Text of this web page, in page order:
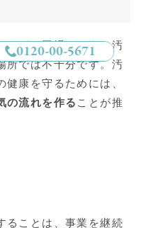
すが、工場のように汚
所では不十分です。汚
康を守るためには、
の流れを作る ことが推
ることは、事業を継続
0120-00-5671